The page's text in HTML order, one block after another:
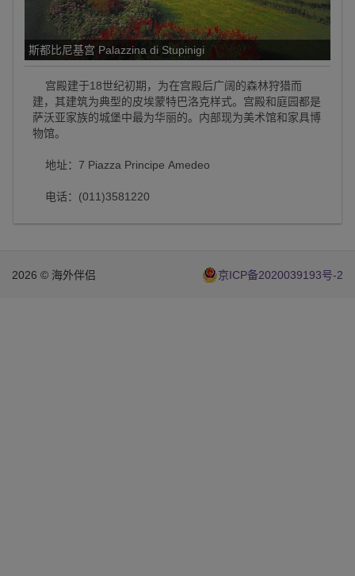
斯都比尼基宫 Palazzina di Stupinigi
宫殿建于18世纪初期，为在宫殿后广阔的森林狩猎而
建，其建筑为典型的皮埃蒙特巴洛克样式。宫殿和庭园都是
萨沃亚家族的城堡中最为华丽的。内部现为美术馆和家具博
物馆。
地址：7 Piazza Principe Amedeo
电话：(011)3581220
2026 © 海外伴侣 京ICP备2020039193号-2